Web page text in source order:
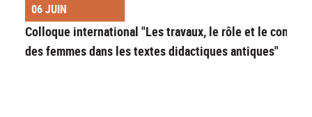
06 JUIN
Colloque international "Les travaux, le rôle et le contrôle
des femmes dans les textes didactiques antiques"